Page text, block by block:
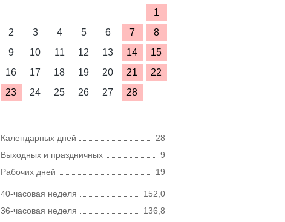
1
2
3 4 5 6 7
8
9
10 11 12 13 14
15
16
17 18 19 20 21
22
23
24 25 26 27 28
Календарных дней
28
Выходных и праздничных
9
Рабочих дней
19
40-часовая неделя
152,0
36-часовая неделя
136,8